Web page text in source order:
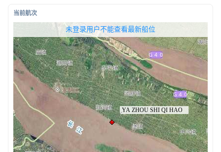
当前航次
未登录用户不能查看最新船位
无权查看最新船位，请联系开通